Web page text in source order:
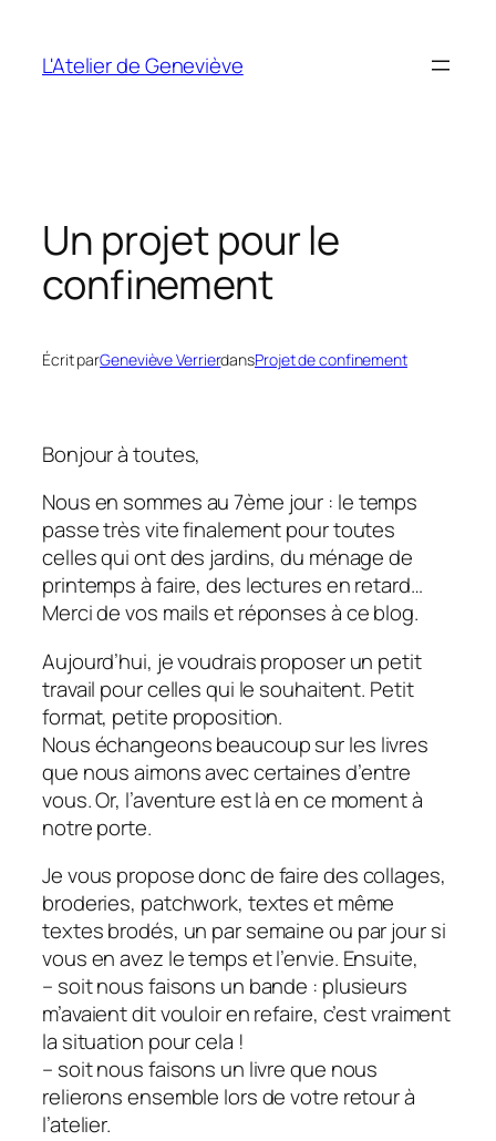
contenu
L'Atelier de Geneviève
Un projet pour le
confinement
Écrit parGeneviève VerrierdansProjet de confinement
Bonjour à toutes,
Nous en sommes au 7ème jour : le temps
passe très vite finalement pour toutes
celles qui ont des jardins, du ménage de
printemps à faire, des lectures en retard…
Merci de vos mails et réponses à ce blog.
Aujourd’hui, je voudrais proposer un petit
travail pour celles qui le souhaitent. Petit
format, petite proposition.
Nous échangeons beaucoup sur les livres
que nous aimons avec certaines d’entre
vous. Or, l’aventure est là en ce moment à
notre porte.
Je vous propose donc de faire des collages,
broderies, patchwork, textes et même
textes brodés, un par semaine ou par jour si
vous en avez le temps et l’envie. Ensuite,
– soit nous faisons un bande : plusieurs
m’avaient dit vouloir en refaire, c’est vraiment
la situation pour cela !
– soit nous faisons un livre que nous
relierons ensemble lors de votre retour à
l’atelier.